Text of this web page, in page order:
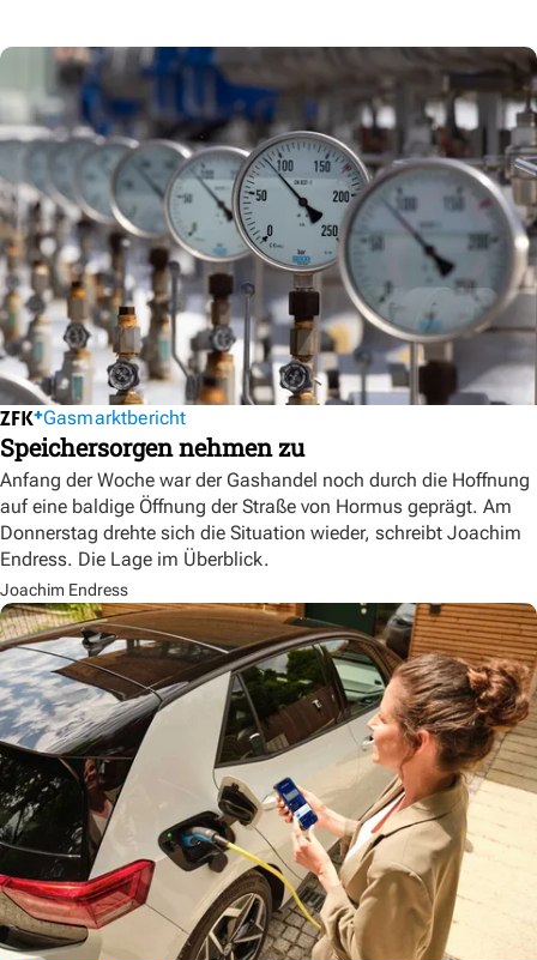
Gasmarktbericht
Speichersorgen nehmen zu
Anfang der Woche war der Gashandel noch durch die Hoffnung
auf eine baldige Öffnung der Straße von Hormus geprägt. Am
Donnerstag drehte sich die Situation wieder, schreibt Joachim
Endress. Die Lage im Überblick.
Joachim Endress